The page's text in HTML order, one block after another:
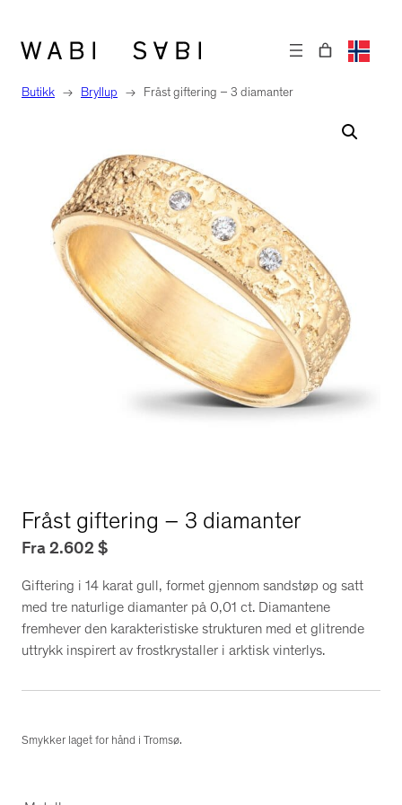
Hopp
innhold
Butikk → Bryllup → Fråst giftering – 3 diamanter
Fråst giftering – 3 diamanter
Fra2.602$
Giftering i 14 karat gull, formet gjennom sandstøp og satt
med tre naturlige diamanter på 0,01 ct. Diamantene
fremhever den karakteristiske strukturen med et glitrende
uttrykk inspirert av frostkrystaller i arktisk vinterlys.
Smykker laget for hånd i Tromsø.